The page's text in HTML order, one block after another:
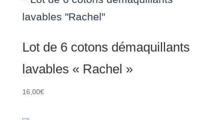
Lot de 6 cotons démaquillants
lavables « Rachel »
16,00€